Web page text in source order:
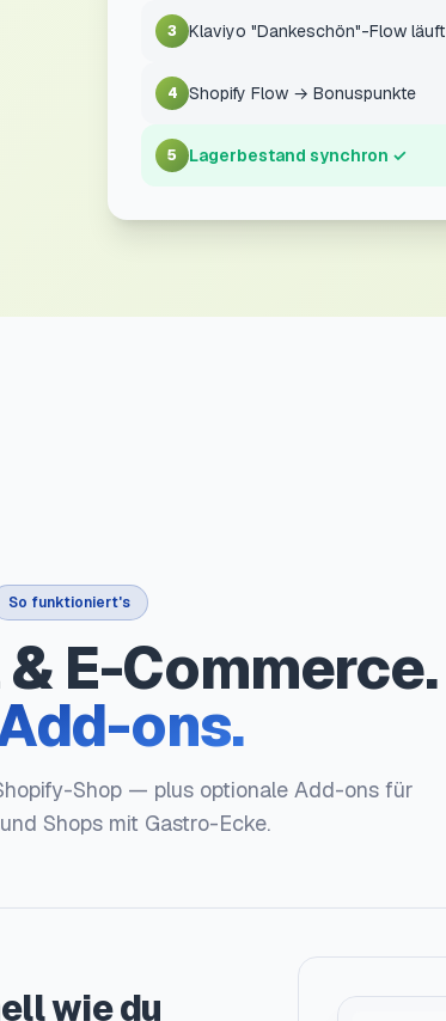
3 Klaviyo "Dankeschön"-Flow läuft
4 Shopify Flow → Bonuspunkte
5 Lagerbestand synchron ✓
So funktioniert's
E-Commerce.
ons.
Shop — plus optionale Add-ons für
Shops mit Gastro-Ecke.
wie du